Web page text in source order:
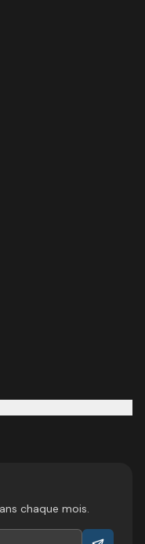
chaque mois.